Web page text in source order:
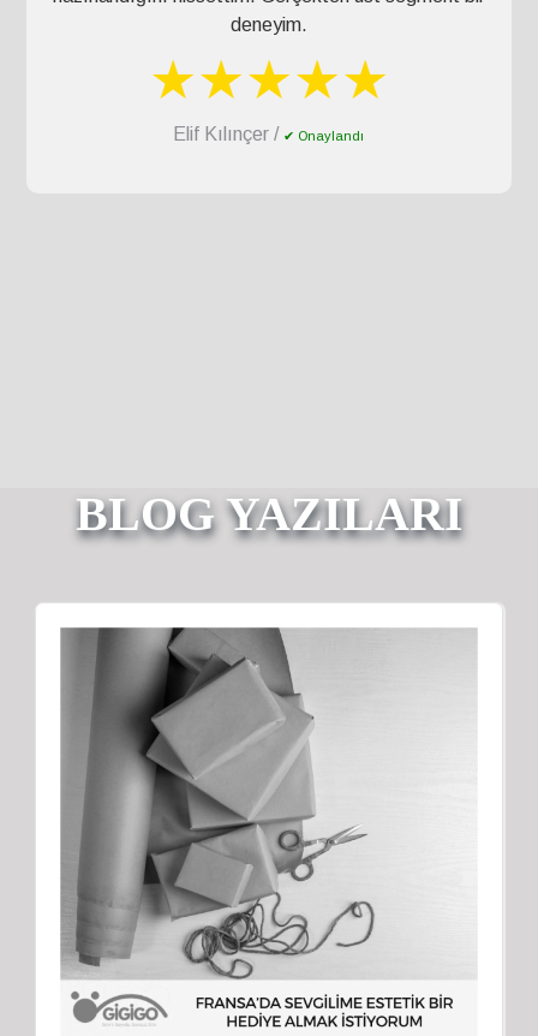
deneyim.
★★★★★
Elif Kılınçer / ✔ Onaylandı
BLOG YAZILARI